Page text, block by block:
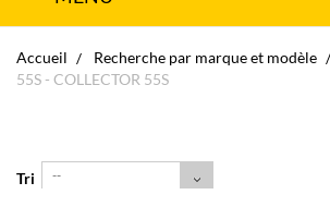
Accueil Recherche par marque et modèle
55S - COLLECTOR 55S
Tri --